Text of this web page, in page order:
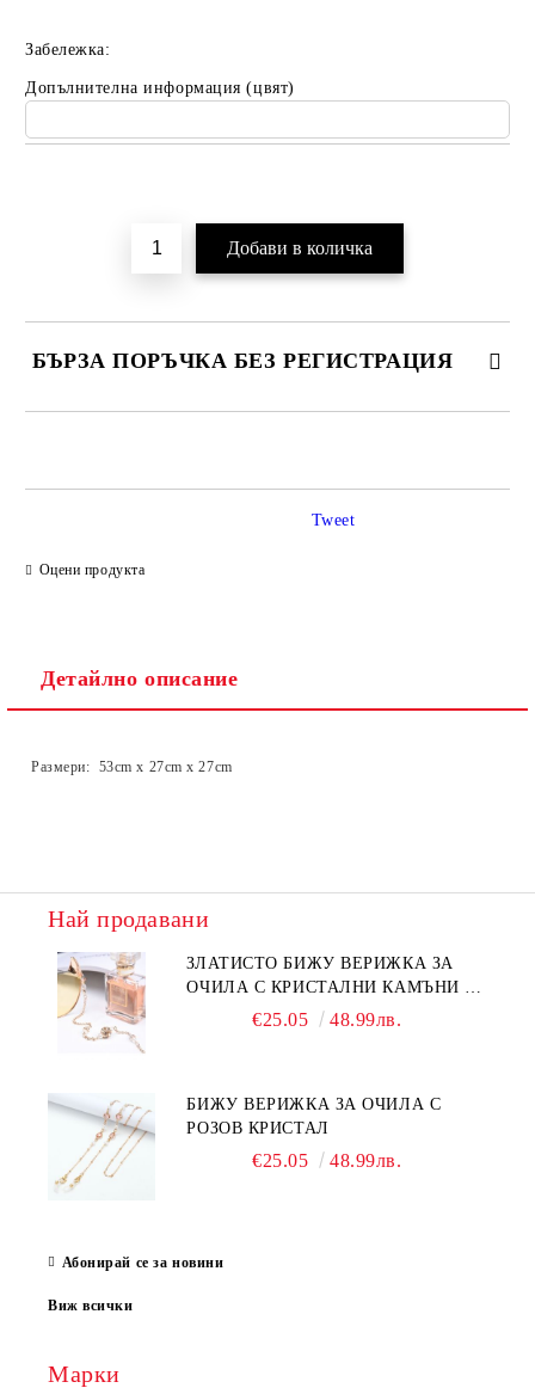
Забележка:
Допълнителна информация (цвят)
БЪРЗА ПОРЪЧКА БЕЗ РЕГИСТРАЦИЯ
Оцени продукта
Tweet
Детайлно описание
Размери: 53cm x 27cm x 27cm
Най продавани
ЗЛАТИСТО БИЖУ ВЕРИЖКА ЗА
ОЧИЛА С КРИСТАЛНИ КАМЪНИ И
€25.05 48.99лв.
БИЖУ ВЕРИЖКА ЗА ОЧИЛА С
РОЗОВ КРИСТАЛ
€25.05 48.99лв.
Абонирай се за новини
Виж всички
Марки